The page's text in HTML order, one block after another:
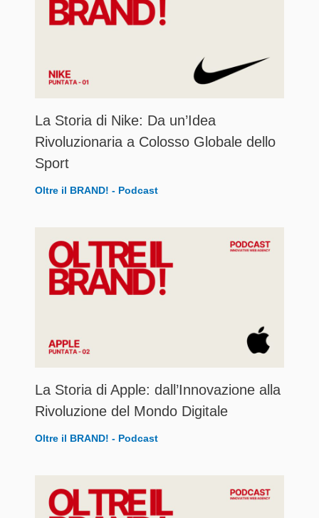
La Storia di Nike: Da un’Idea
Rivoluzionaria a Colosso Globale dello
Sport
Oltre il BRAND! - Podcast
La Storia di Apple: dall’Innovazione alla
Rivoluzione del Mondo Digitale
Oltre il BRAND! - Podcast